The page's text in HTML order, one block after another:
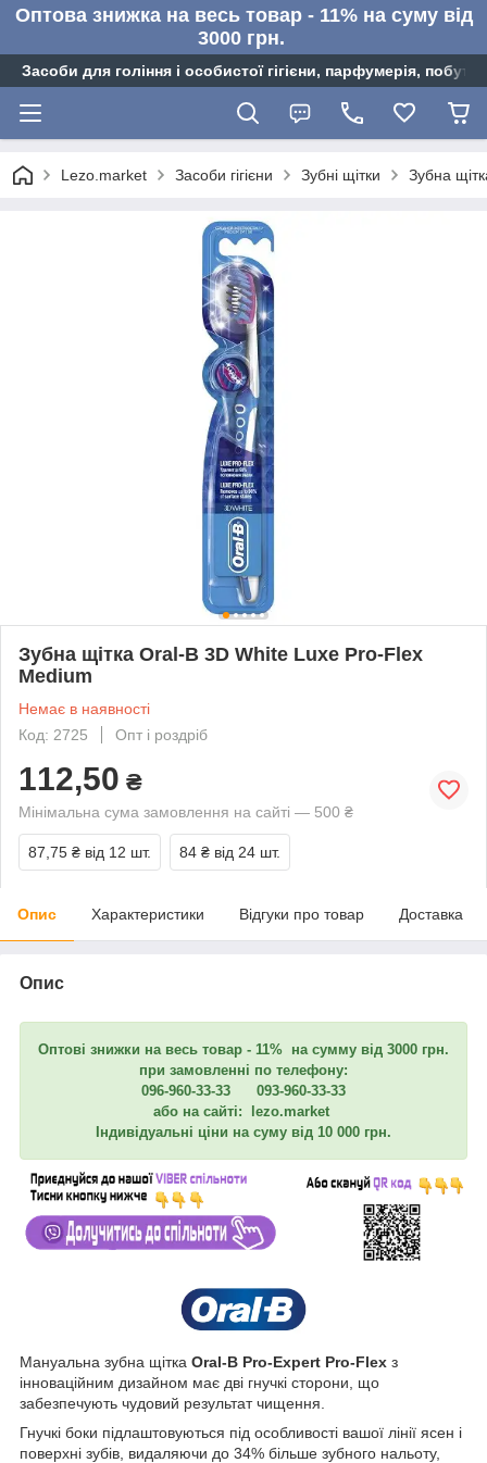
Оптова знижка на весь товар - 11% на суму від
3000 грн.
Засоби для гоління і особистої гігієни, парфумерія,
Lezo.market Засоби гігієни Зубні щітки Зубна
Зубна щітка Oral-B 3D White Luxe Pro-Flex
Medium
Немає в наявності
Код: 2725
Опт і роздріб
112,50 ₴
Мінімальна сума замовлення на сайті — 500 ₴
87,75 ₴ від 12 шт. 84 ₴ від 24 шт.
Опис Характеристики Відгуки про товар Доставка
Опис
Оптові знижки на весь товар - 11% на сумму від 3000 грн.
при замовленні по телефону:
096-960-33-33 093-960-33-33
або на сайті: lezo.market
Індивідуальні ціни на суму від 10 000 грн.
Мануальна зубна щітка Oral-B Pro-Expert Pro-Flex з
інноваційним дизайном має дві гнучкі сторони, що
забезпечують чудовий результат чищення.
Гнучкі боки підлаштовуються під особливості вашої лінії ясен і
поверхні зубів, видаляючи до 34% більше зубного нальоту,